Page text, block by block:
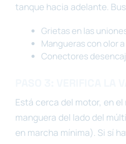
tanque hacia adelante.
Grietas en las
Mangueras con olor
Conectores
Está cerca del motor, en
manguera del lado del
en marcha mínima). Si sí